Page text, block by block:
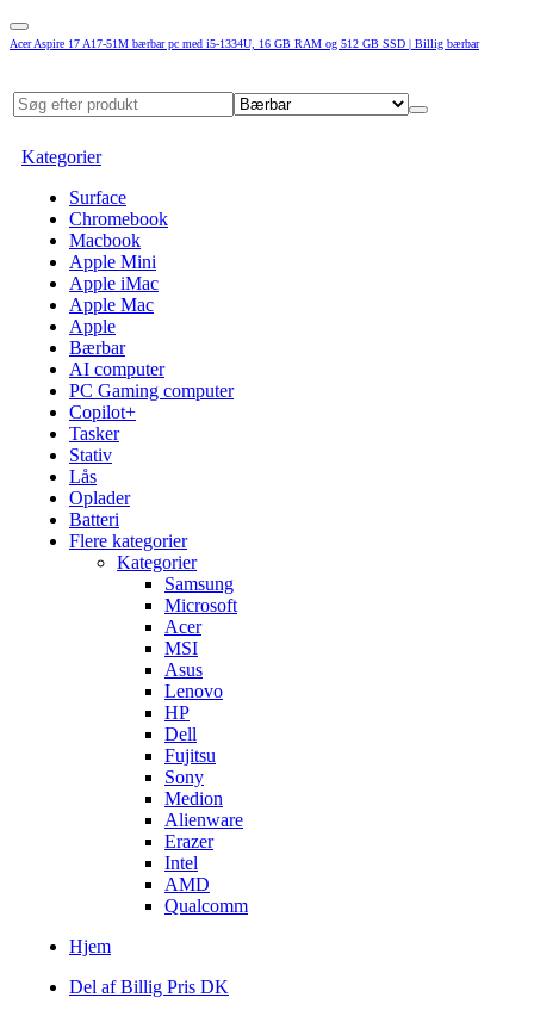
Acer Aspire 17 A17-51M bærbar pc med i5-1334U, 16 GB RAM og 512 GB SSD | Billig bærbar
Kategorier
Surface
Chromebook
Macbook
Apple Mini
Apple iMac
Apple Mac
Apple
Bærbar
AI computer
PC Gaming computer
Copilot+
Tasker
Stativ
Lås
Oplader
Batteri
Flere kategorier
Kategorier
Samsung
Microsoft
Acer
MSI
Asus
Lenovo
HP
Dell
Fujitsu
Sony
Medion
Alienware
Erazer
Intel
AMD
Qualcomm
Hjem
Del af Billig Pris DK